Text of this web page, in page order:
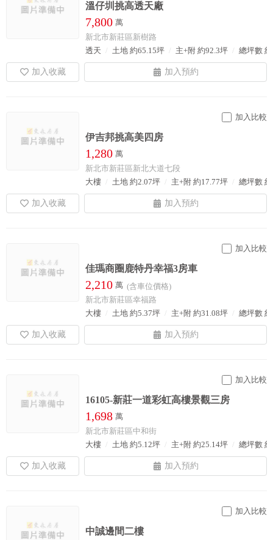
溫仔圳挑高透天廠
7,800 萬
新北市新莊區新樹路
透天
土地 約65.15坪 主+附 約92.3坪 總坪數
加入比較
伊吉邦挑高美四房
1,280 萬
新北市新莊區新北大道七段
大樓
土地 約2.07坪 主+附 約17.77坪 總坪數
加入比較
佳瑪商圈鹿特丹幸福3房車
2,210 萬 (含車位價格)
新北市新莊區幸福路
大樓
土地 約5.37坪 主+附 約31.08坪 總坪數
加入比較
16105-新莊一道彩虹高樓景觀三房
1,698 萬
新北市新莊區中和街
大樓
土地 約5.12坪 主+附 約25.14坪 總坪數
加入比較
中誠邊間二樓